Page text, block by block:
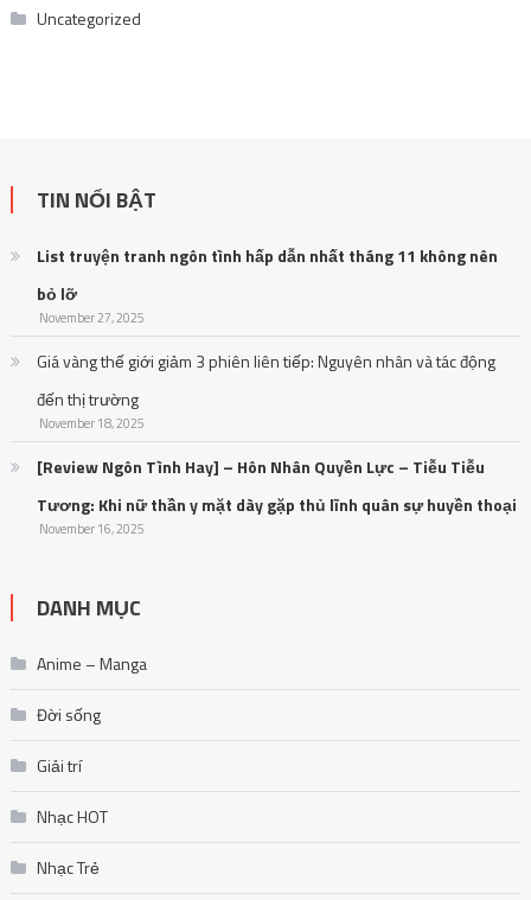
Uncategorized
TIN NỔI BẬT
List truyện tranh ngôn tình hấp dẫn nhất tháng 11 không nên
bỏ lỡ
November 27, 2025
Giá vàng thế giới giảm 3 phiên liên tiếp: Nguyên nhân và tác động
đến thị trường
November 18, 2025
[Review Ngôn Tình Hay] – Hôn Nhân Quyền Lực – Tiễu Tiễu
Tương: Khi nữ thần y mặt dày gặp thủ lĩnh quân sự huyền thoại
November 16, 2025
DANH MỤC
Anime – Manga
Đời sống
Giải trí
Nhạc HOT
Nhạc Trẻ